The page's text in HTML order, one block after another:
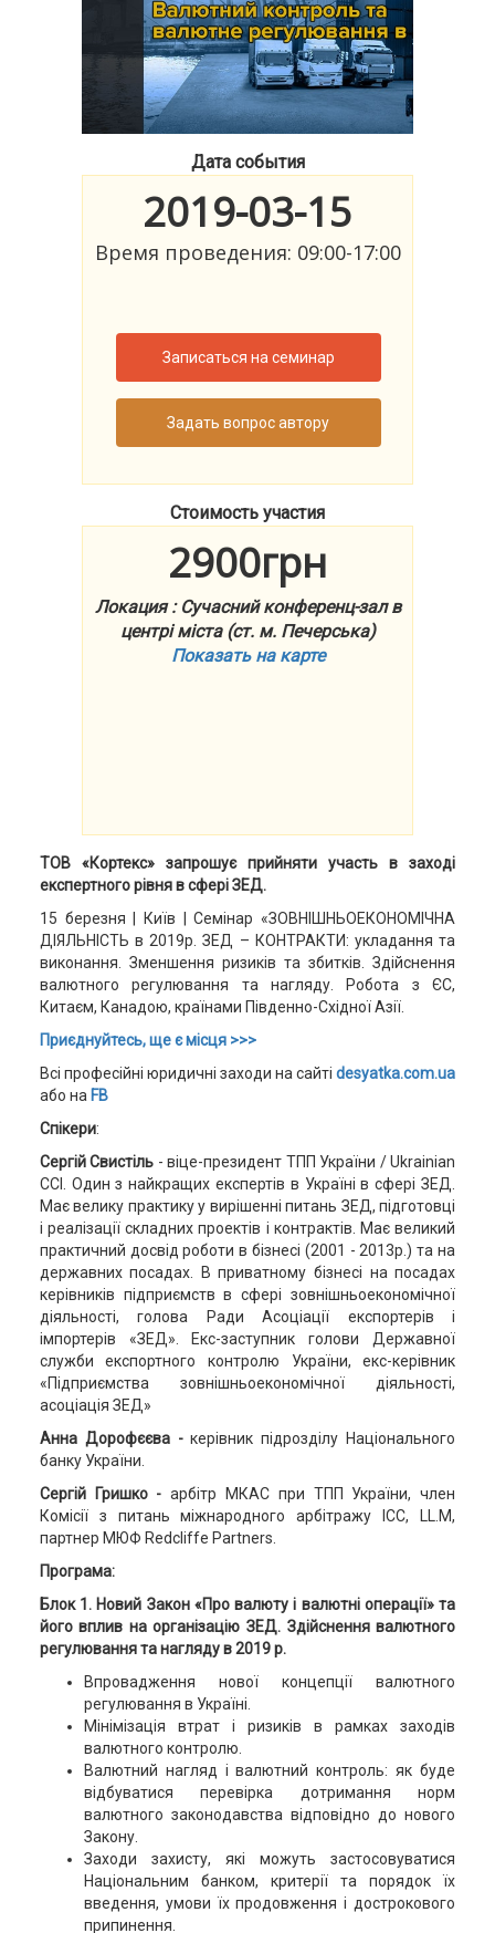
Дата события
2019-03-15
Время проведения: 09:00-17:00
Записаться на семинар
Задать вопрос автору
Стоимость участия
2900грн
Локация : Сучасний конференц-зал в
центрі міста (ст. м. Печерська)
Показать на карте
ТОВ «Кортекс» запрошує прийняти участь в заході
експертного рівня в сфері ЗЕД.
15 березня | Київ | Семінар «ЗОВНІШНЬОЕКОНОМІЧНА
ДІЯЛЬНІСТЬ в 2019р. ЗЕД – КОНТРАКТИ: укладання та
виконання. Зменшення ризиків та збитків. Здійснення
валютного регулювання та нагляду. Робота з ЄС,
Китаєм, Канадою, країнами Південно-Східної Азії.
Приєднуйтесь, ще є місця >>>
Всі професійні юридичні заходи на сайтіdesyatka.com.ua
або на FB
Спікери:
Сергій Свистіль - віце-президент ТПП України / Ukrainian
CCI. Один з найкращих експертів в Україні в сфері ЗЕД.
Має велику практику у вирішенні питань ЗЕД, підготовці
і реалізації складних проектів і контрактів. Має великий
практичний досвід роботи в бізнесі (2001 - 2013р.) та на
державних посадах. В приватному бізнесі на посадах
керівників підприємств в сфері зовнішньоекономічної
діяльності, голова Ради Асоціації експортерів і
імпортерів «ЗЕД». Екс-заступник голови Державної
служби експортного контролю України, екс-керівник
«Підприємства зовнішньоекономічної діяльності,
асоціація ЗЕД»
Анна Дорофєєва -керівник підрозділу Національного
банку України.
Сергій Гришко - арбітр МКАС при ТПП України, член
Комісії з питань міжнародного арбітражу ICC, LL.M,
партнер МЮФ Redcliffe Partners.
Програма:
Блок 1. Новий Закон «Про валюту і валютні операції» та
його вплив на організацію ЗЕД. Здійснення валютного
регулювання та нагляду в 2019 р.
Впровадження нової концепції валютного
регулювання в Україні.
Мінімізація втрат і ризиків в рамках заходів
валютного контролю.
Валютний нагляд і валютний контроль: як буде
відбуватися перевірка дотримання норм
валютного законодавства відповідно до нового
Закону.
Заходи захисту, які можуть застосовуватися
Національним банком, критерії та порядок їх
введення, умови їх продовження і дострокового
припинення.